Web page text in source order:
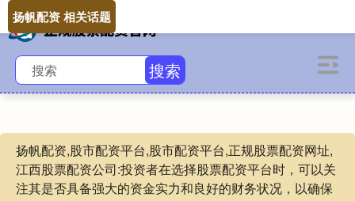
搜索
扬帆配资,股市配资平台,股市配资平台,正规股票配资网址,
江西股票配资公司:投资者在选择股票配资平台时，可以关
注其是否具备强大的资金实力和良好的财务状况，以确保
扬帆配资 相关话题